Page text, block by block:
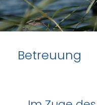
Betreuung